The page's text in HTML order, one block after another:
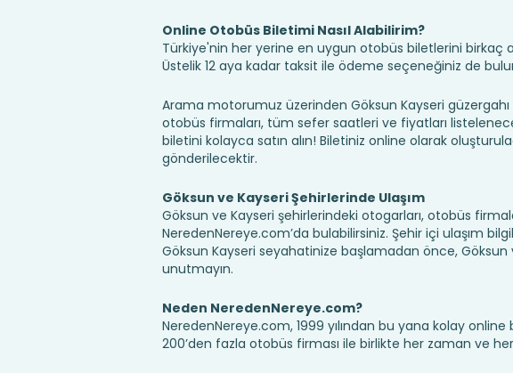
Online Otobüs Biletimi Nasıl Alabilirim?
Türkiye'nin her yerine en uygun otobüs biletlerini birkaç
Üstelik 12 aya kadar taksit ile ödeme seçeneğiniz de
Arama motorumuz üzerinden Göksun Kayseri
otobüs firmaları, tüm sefer saatleri ve fiyatları
biletini kolayca satın alın! Biletiniz online olarak
gönderilecektir.
Göksun ve Kayseri Şehirlerinde Ulaşım
Göksun ve Kayseri şehirlerindeki otogarları, otobüs
NeredenNereye.com’da bulabilirsiniz. Şehir içi ulaşım
Göksun Kayseri seyahatinize başlamadan önce,
unutmayın.
Neden NeredenNereye.com?
NeredenNereye.com, 1999 yılından bu yana kolay
200’den fazla otobüs firması ile birlikte her zaman ve